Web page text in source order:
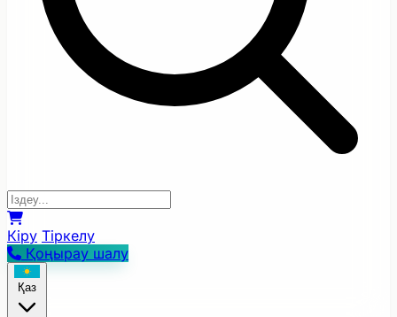
Кіру Тіркелу
Қоңырау шалу
Қаз